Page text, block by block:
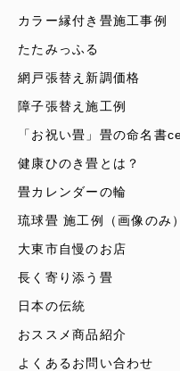
カラー縁付き畳施工事例
たたみっふる
網戸張替え新調価格
障子張替え施工例
「お祝い畳」畳の命名
健康ひのき畳とは？
畳カレンダーの輪
琉球畳 施工例（画像のみ）
大東市自慢のお店
長く寄り添う畳
日本の伝統
おススメ商品紹介
よくあるお問い合わせ